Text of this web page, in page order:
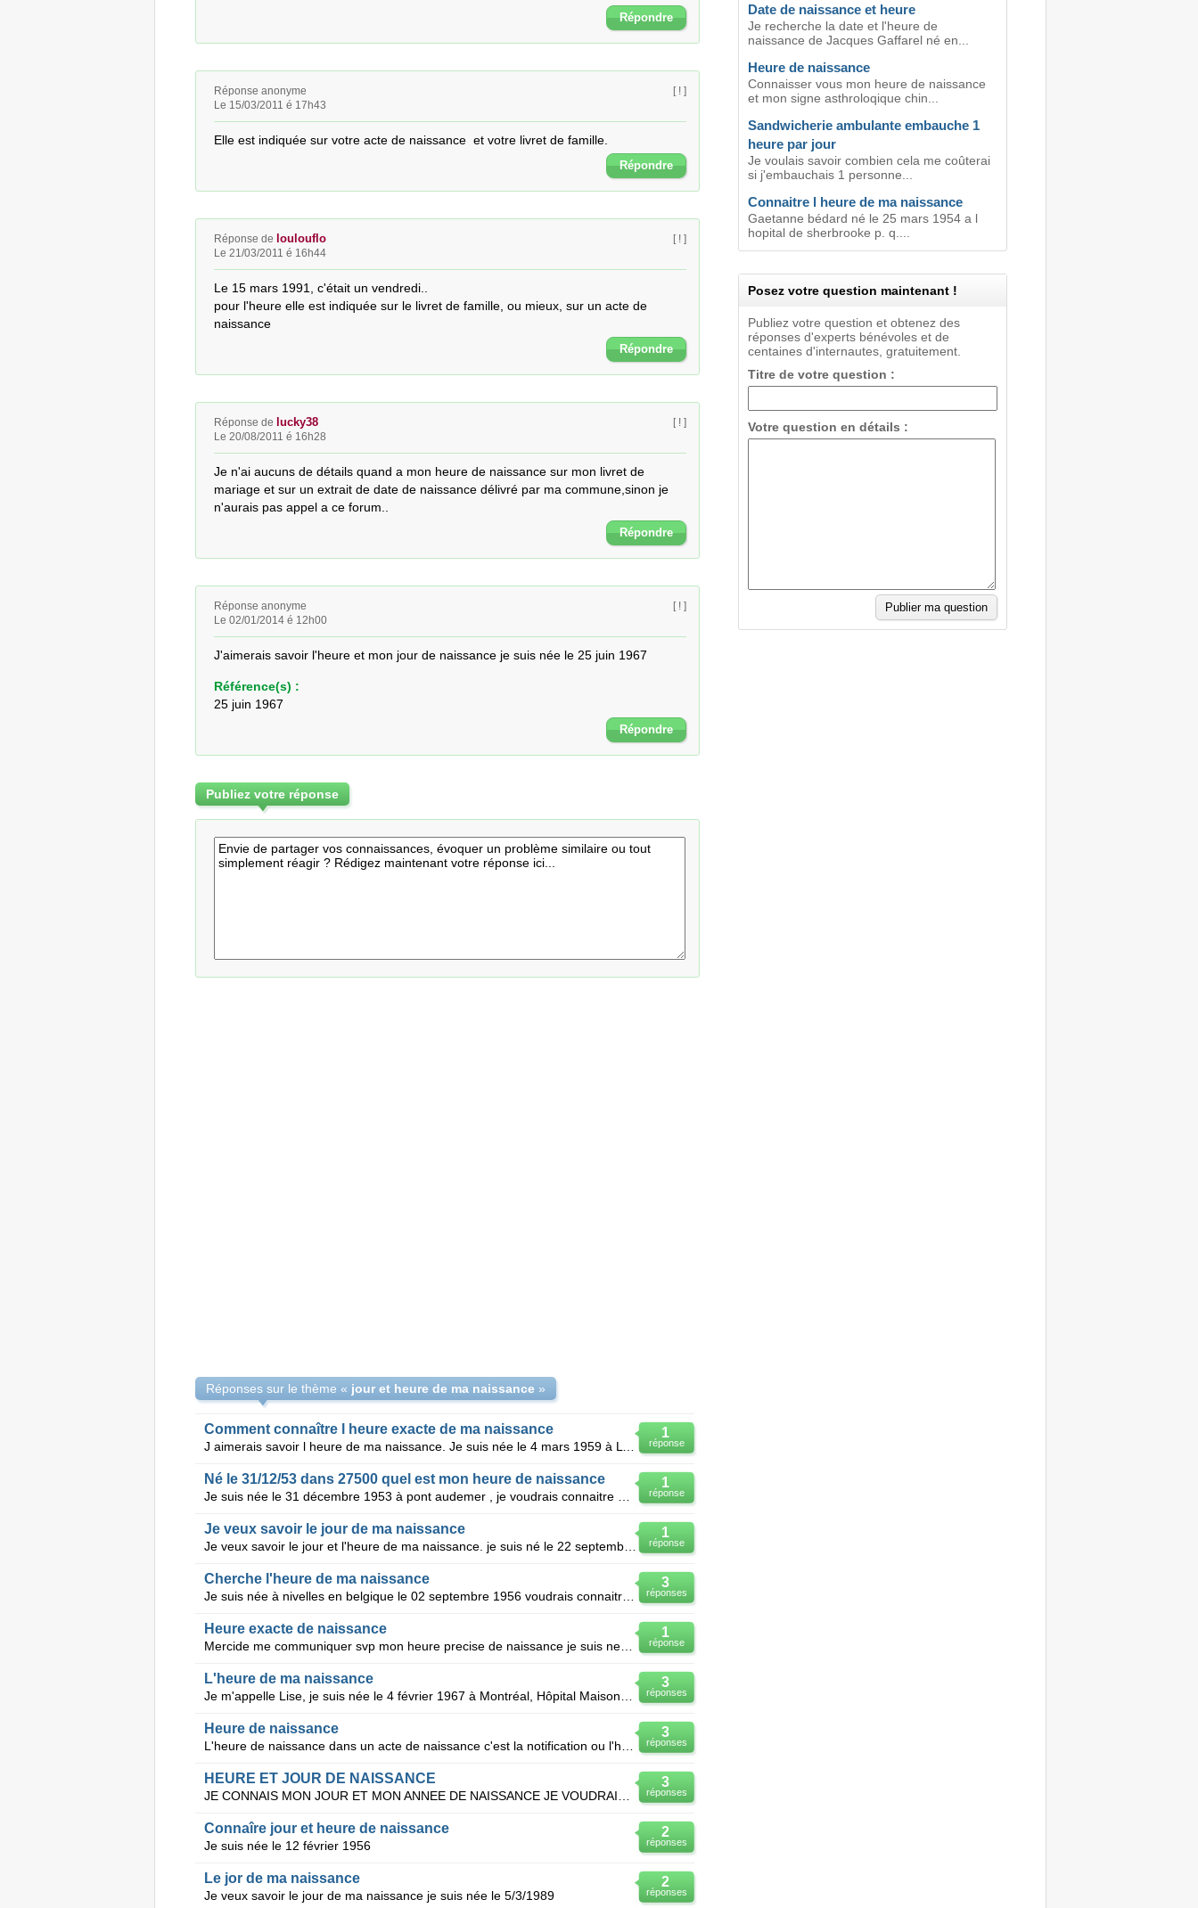
Répondre
Réponse anonyme
Le 15/03/2011 é 17h43
[ ! ]
Elle est indiquée sur votre acte de naissance  et votre livret de famille.
Répondre
Réponse de loulouflo
Le 21/03/2011 é 16h44
[ ! ]
Le 15 mars 1991, c'était un vendredi..
pour l'heure elle est indiquée sur le livret de famille, ou mieux, sur un acte de
naissance
Répondre
Réponse de lucky38
Le 20/08/2011 é 16h28
[ ! ]
Je n'ai aucuns de détails quand a mon heure de naissance sur mon livret de
mariage et sur un extrait de date de naissance délivré par ma commune,sinon je
n'aurais pas appel a ce forum..
Répondre
Réponse anonyme
Le 02/01/2014 é 12h00
[ ! ]
J'aimerais savoir l'heure et mon jour de naissance je suis née le 25 juin 1967
Référence(s) :
25 juin 1967
Répondre
Publiez votre réponse
Réponses sur le thème « jour et heure de ma naissance»
1
réponse
Comment connaître l heure exacte de ma naissance
1
réponse
Né le 31/12/53 dans 27500 quel est mon heure de naissance
1
réponse
Je veux savoir le jour de ma naissance
Je veux savoir le jour et l'heure de ma naissance. je suis né le 22 septembre 1964
3
réponses
Cherche l'heure de ma naissance
Je suis née à nivelles en belgique le 02 septembre 1956 voudrais connaitre l'heure de ma naissance
1
réponse
Heure exacte de naissance
Mercide me communiquer svp mon heure precise de naissance je suis nee LE 10 novembre 1973
3
réponses
L'heure de ma naissance
3
réponses
Heure de naissance
3
réponses
HEURE ET JOUR DE NAISSANCE
2
réponses
Connaîre jour et heure de naissance
Je suis née le 12 février 1956
2
réponses
Le jor de ma naissance
Je veux savoir le jour de ma naissance je suis née le 5/3/1989
Date de naissance et heure
Je recherche la date et l'heure de
naissance de Jacques Gaffarel né en...
Heure de naissance
Connaisser vous mon heure de naissance
et mon signe asthroloqique chin...
Sandwicherie ambulante embauche 1
heure par jour
Je voulais savoir combien cela me coûterai
si j'embauchais 1 personne...
Connaitre l heure de ma naissance
Gaetanne bédard né le 25 mars 1954 a l
hopital de sherbrooke p. q....
Posez votre question maintenant !
Publiez votre question et obtenez des
réponses d'experts bénévoles et de
centaines d'internautes, gratuitement.
Titre de votre question :
Votre question en détails :